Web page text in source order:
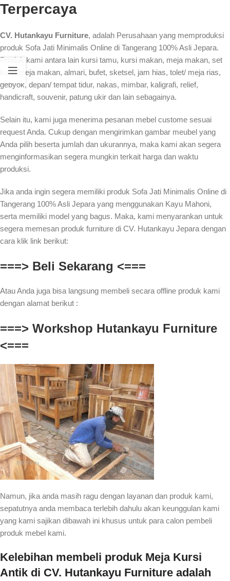
Terpercaya
CV. Hutankayu Furniture, adalah Perusahaan yang memproduksi
produk Sofa Jati Minimalis Online di Tangerang 100% Asli Jepara.
Produk kami antara lain kursi tamu, kursi makan, meja makan, set
kursi meja makan, almari, bufet, sketsel, jam hias, tolet/ meja rias,
gebyok, depan/ tempat tidur, nakas, mimbar, kaligrafi, relief,
handicraft, souvenir, patung ukir dan lain sebagainya.
Selain itu, kami juga menerima pesanan mebel custome sesuai
request Anda. Cukup dengan mengirimkan gambar meubel yang
Anda pilih beserta jumlah dan ukurannya, maka kami akan segera
menginformasikan segera mungkin terkait harga dan waktu
produksi.
Jika anda ingin segera memiliki produk Sofa Jati Minimalis Online di
Tangerang 100% Asli Jepara yang menggunakan Kayu Mahoni,
serta memiliki model yang bagus. Maka, kami menyarankan untuk
segera memesan produk furniture di CV. Hutankayu Jepara dengan
cara klik link berikut:
===> Beli Sekarang <===
Atau Anda juga bisa langsung membeli secara offline produk kami
dengan alamat berikut :
===> Workshop Hutankayu Furniture
<===
Namun, jika anda masih ragu dengan layanan dan produk kami,
sepatutnya anda membaca terlebih dahulu akan keunggulan kami
yang kami sajikan dibawah ini khusus untuk para calon pembeli
produk mebel kami.
Kelebihan membeli produk Meja Kursi
Antik di CV. Hutankayu Furniture adalah